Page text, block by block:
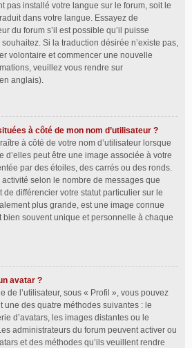
pas installé votre langue sur le forum, soit le
dans votre langue. Essayez de
du forum s’il est possible qu’il puisse
Si la traduction désirée n’existe pas,
volontaire et commencer une nouvelle
veuillez vous rendre sur
anglais).
à côté de mon nom d’utilisateur ?
à côté de votre nom d’utilisateur lorsque
d’elles peut être une image associée à votre
par des étoiles, des carrés ou des ronds.
activité selon le nombre de messages que
différencier votre statut particulier sur le
plus grande, est une image connue
bien souvent unique et personnelle à chaque
avatar ?
de l’utilisateur, sous « Profil », vous pouvez
une des quatre méthodes suivantes : le
d’avatars, les images distantes ou le
administrateurs du forum peuvent activer ou
et des méthodes qu’ils veuillent rendre